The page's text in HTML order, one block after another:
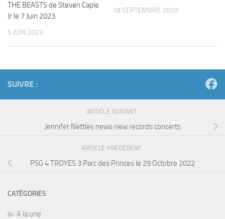
THE BEASTS de Steven Caple
Jr le 7 Juin 2023
5 JUIN 2023
18 SEPTEMBRE 2020
SUIVRE :
ARTICLE SUIVANT
Jennifer Nettles news new records concerts
ARTICLE PRÉCÉDENT
PSG 4 TROYES 3 Parc des Princes le 29 Octobre 2022
CATÉGORIES
A la une